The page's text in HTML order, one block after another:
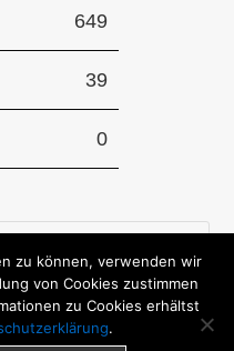
649
39
0
zu können, verwenden wir
von Cookies zustimmen
zu Cookies erhältst
.